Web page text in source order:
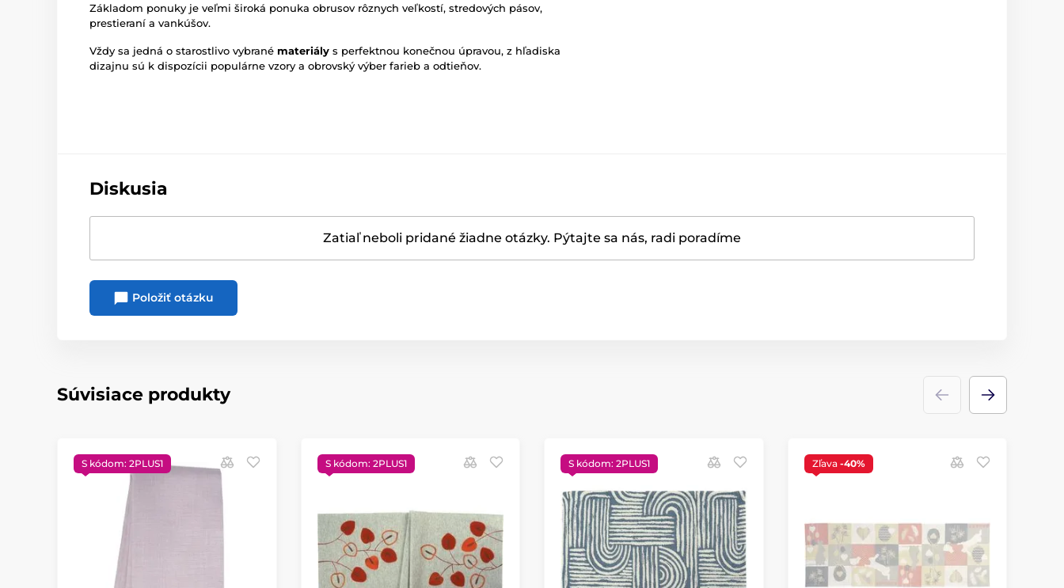
Základom ponuky je veľmi široká ponuka obrusov rôznych veľkostí, stredových pásov,
prestieraní a vankúšov.
Vždy sa jedná o starostlivo vybrané materiály s perfektnou konečnou úpravou, z hľadiska
dizajnu sú k dispozícii populárne vzory a obrovský výber farieb a odtieňov.
Diskusia
Zatiaľ neboli pridané žiadne otázky. Pýtajte sa nás, radi poradíme
Položiť otázku
Súvisiace produkty
S kódom: 2PLUS1 S kódom: 2PLUS1 S kódom: 2PLUS1 Zľava -40%